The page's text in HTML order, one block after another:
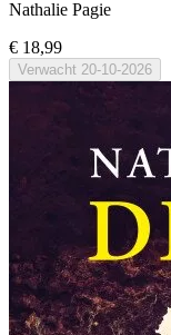
Nathalie Pagie
€ 18,99
Verwacht 20-10-2026